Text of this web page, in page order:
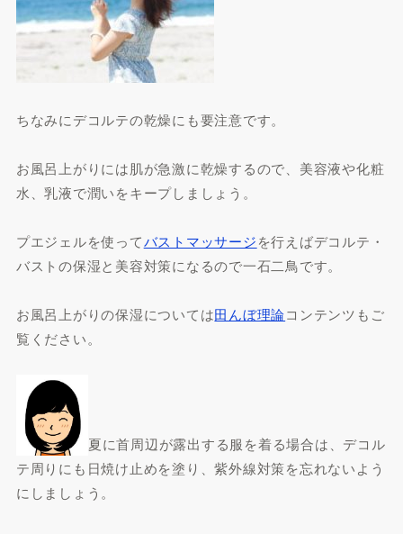
ちなみにデコルテの乾燥にも要注意です。
お風呂上がりには肌が急激に乾燥するので、美容液や化粧
水、乳液で潤いをキープしましょう。
プエジェルを使ってバストマッサージを行えばデコルテ・
バストの保湿と美容対策になるので一石二鳥です。
お風呂上がりの保湿については田んぼ理論コンテンツもご
覧ください。
夏に首周辺が露出する服を着る場合は、デコル
テ周りにも日焼け止めを塗り、紫外線対策を忘れないよう
にしましょう。